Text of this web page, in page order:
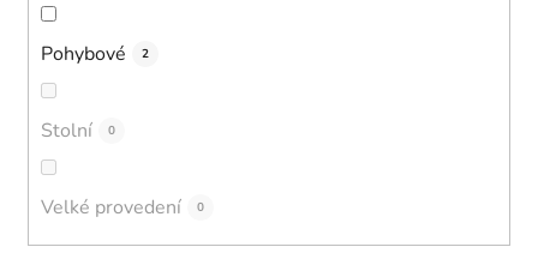
Pohybové 2
Stolní 0
Velké provedení 0